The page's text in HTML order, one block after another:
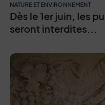
NATURE ET ENVIRONNEMENT
Dès le 1er juin, les
seront interdites...